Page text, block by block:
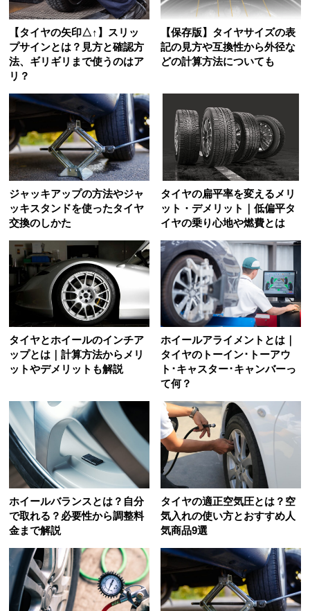
【タイヤの矢印△↑】スリッ
プサインとは？見方と確認方
法、ギリギリまで使うのはア
リ？
【保存版】タイヤサイズの表
記の見方や互換性から外径な
どの計算方法についても
ジャッキアップの方法やジャ
ッキスタンドを使ったタイヤ
交換のしかた
タイヤの扁平率を変えるメリ
ット・デメリット｜低偏平タ
イヤの乗り心地や燃費とは
タイヤとホイールのインチア
ップとは｜計算方法からメリ
ットやデメリットも解説
ホイールアライメントとは｜
タイヤのトーイン･トーアウ
ト･キャスター･キャンバーっ
て何？
ホイールバランスとは？自分
で取れる？必要性から調整料
金まで解説
タイヤの適正空気圧とは？空
気入れの使い方とおすすめ人
気商品9選